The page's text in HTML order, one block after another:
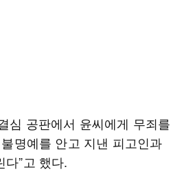
심 공판에서 윤씨에게 무죄를
명예를 안고 지낸 피고인과
다”고 했다.